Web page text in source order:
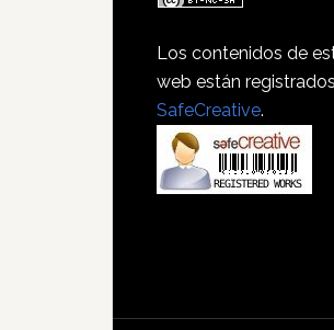
Los contenidos de
web están
SafeCreative.